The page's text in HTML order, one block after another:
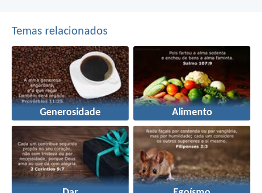
Temas relacionados
Generosidade Alimento